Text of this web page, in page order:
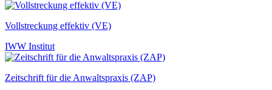
Vollstreckung effektiv (VE)
IWW Institut
Zeitschrift für die Anwaltspraxis (ZAP)